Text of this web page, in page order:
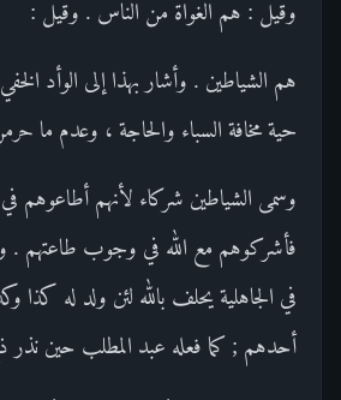
وقيل : هم الغواة من الناس . وقيل :
هم الشياطين . وأشار بهذا إلى الوأد
حية مخافة السباء والحاجة ، وعدم ما
وسمى الشياطين شركاء لأنهم أطاعوهم في
فأشركوهم مع الله في وجوب طاعتهم .
في الجاهلية يحلف بالله لئن ولد له كذا
أحدهم ; كما فعله عبد المطلب حين نذر